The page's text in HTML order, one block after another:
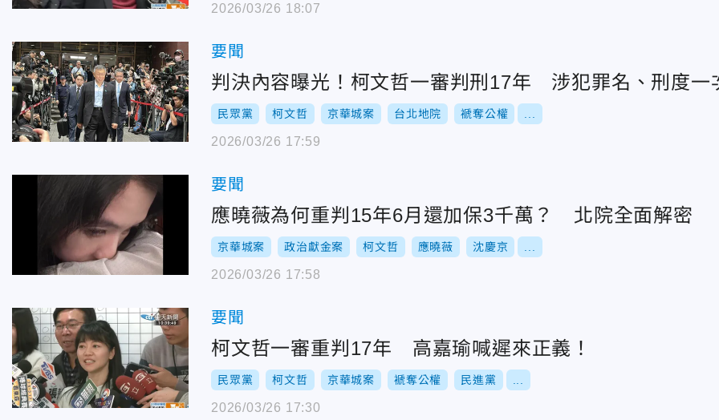
2026/03/26 18:07
要聞
判決內容曝光！柯文哲一審判刑17年 涉犯罪名、刑度一
民眾黨 柯文哲 京華城案 台北地院 褫奪公權
2026/03/26 17:59
要聞
應曉薇為何重判15年6月還加保3千萬？ 北院全面解密
京華城案 政治獻金案 柯文哲 應曉薇 沈慶京
2026/03/26 17:58
要聞
柯文哲一審重判17年 高嘉瑜喊遲來正義！
民眾黨 柯文哲 京華城案 褫奪公權 民進黨
2026/03/26 17:30